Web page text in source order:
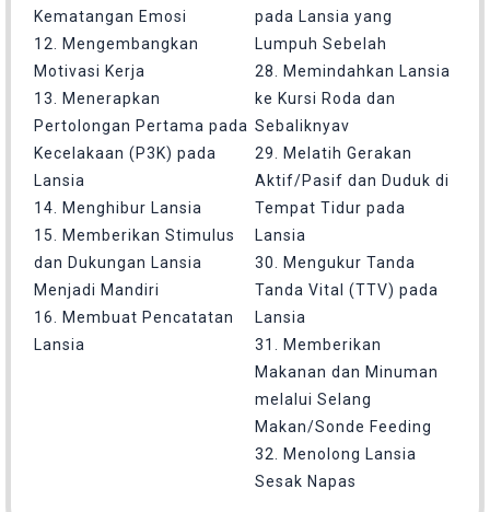
Kematangan Emosi
12. Mengembangkan
Motivasi Kerja
13. Menerapkan
Pertolongan Pertama pada
Kecelakaan (P3K) pada
Lansia
14. Menghibur Lansia
15. Memberikan Stimulus
dan Dukungan Lansia
Menjadi Mandiri
16. Membuat Pencatatan
Lansia
pada Lansia yang
Lumpuh Sebelah
28. Memindahkan Lansia
ke Kursi Roda dan
Sebaliknyav
29. Melatih Gerakan
Aktif/Pasif dan Duduk di
Tempat Tidur pada
Lansia
30. Mengukur Tanda
Tanda Vital (TTV) pada
Lansia
31. Memberikan
Makanan dan Minuman
melalui Selang
Makan/Sonde Feeding
32. Menolong Lansia
Sesak Napas